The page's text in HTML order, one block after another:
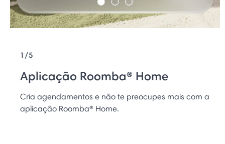
1/5
Aplicação Roomba® Home
Cria agendamentos e não te preocupes mais com a
aplicação Roomba® Home.